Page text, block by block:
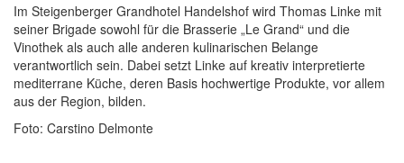
Im Steigenberger Grandhotel Handelshof wird Thomas Linke mit
seiner Brigade sowohl für die Brasserie „Le Grand“ und die
Vinothek als auch alle anderen kulinarischen Belange
verantwortlich sein. Dabei setzt Linke auf kreativ interpretierte
mediterrane Küche, deren Basis hochwertige Produkte, vor allem
aus der Region, bilden.
Foto: Carstino Delmonte